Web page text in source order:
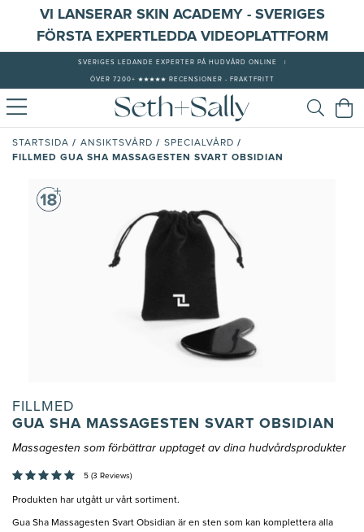
VI LANSERAR SKIN ACADEMY - SVERIGES
FÖRSTA EXPERTLEDDA VIDEOPLATTFORM
SVERIGES LEDANDE EXPERTER PÅ HUDVÅRD ONLINE
ÖVER 7200+ ★★★★★ RECENSIONER - FRAKTFRITT
STARTSIDA / ANSIKTSVÅRD / SPECIALVÅRD /
FILLMED GUA SHA MASSAGESTEN SVART OBSIDIAN
FILLMED
GUA SHA MASSAGESTEN SVART OBSIDIAN
Massagesten som förbättrar upptaget av dina hudvårdsprodukter
5 (3 Reviews)
Produkten har utgått ur vårt sortiment.
Gua Sha Massagesten Svart Obsidian är en sten som kan komplettera alla